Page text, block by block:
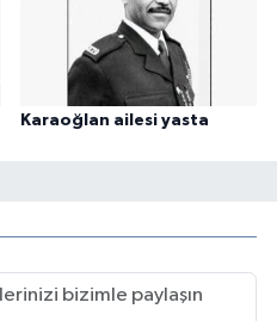
Karaoğlan ailesi yasta